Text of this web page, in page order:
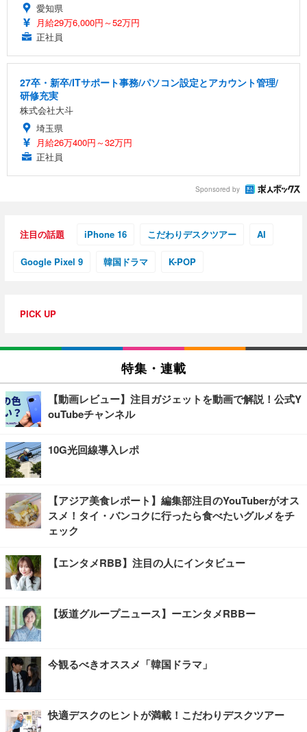
愛知県
月給29万6,000円～52万円
正社員
27卒・新卒/ITサポート事務/パソコン設定とアカウント管理/
研修充実
株式会社大斗
埼玉県
月給26万400円～32万円
正社員
Sponsored by
注目の話題 iPhone 16 こだわりデスクツアー AI
Google Pixel 9 韓国ドラマ K-POP
PICK UP
特集・連載
【動画レビュー】注目ガジェットを動画で解説！公式Y
ouTubeチャンネル
10G光回線導入レポ
【アジア美食レポート】編集部注目のYouTuberがオス
スメ！タイ・バンコクに行ったら食べたいグルメをチ
ェック
【エンタメRBB】注目の人にインタビュー
【坂道グループニュース】ーエンタメRBBー
今観るべきオススメ「韓国ドラマ」
快適デスクのヒントが満載！こだわりデスクツアー